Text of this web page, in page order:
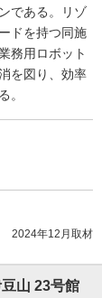
である。リゾ
ドを持つ同施
務用ロボット
を図り、効率
。
2024年12月取材
山 23号館